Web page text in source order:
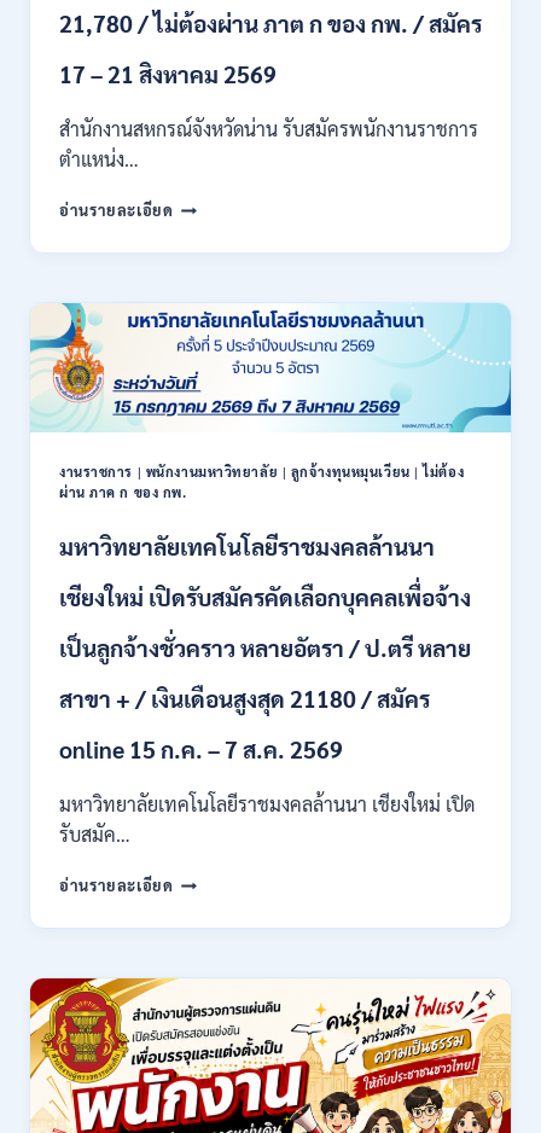
71500
/
ต้อง
ภาค
กพ.
สมัคร
17
–
28
สิงหาคม
2569
21,780 / ไม่ต้องผ่าน ภาต ก ของ กพ. / สมัคร
17 – 21 สิงหาคม 2569
สำนักงานสหกรณ์จังหวัดน่าน รับสมัครพนักงานราชการ
ตำแหน่ง…
อ่านรายละเอียด สำนักงาน
จังหวัด
กรม
ส่ง
เสริม
สหกรณ์
เปิด
รับ
พนักงาน
ราชการ
ปวท.
ป.ตรี
สาขา
/
เงิน
เดือน
/
ต้อง
ก
กพ.
สมัคร
17
–
21
สิงหาคม
2569
งานราชการ | พนักงานมหาวิทยาลัย | ลูกจ้างทุนหมุนเวียน |ไม่ต้อง
ผ่าน ภาค ก ของ กพ.
มหาวิทยาลัยเทคโนโลยีราชมงคลล้านนา
เชียงใหม่ เปิดรับสมัครคัดเลือกบุคคลเพื่อจ้าง
เป็นลูกจ้างชั่วคราว หลายอัตรา / ป.ตรี หลาย
สาขา + / เงินเดือนสูงสุด 21180 / สมัคร
online 15 ก.ค. – 7 ส.ค. 2569
มหาวิทยาลัยเทคโนโลยีราชมงคลล้านนา เชียงใหม่ เปิด
รับสมัค…
อ่านรายละเอียด มหาวิทยาลัย
ราช
ล้าน
เชียงใหม่
เปิด
รับ
สมัคร
คัด